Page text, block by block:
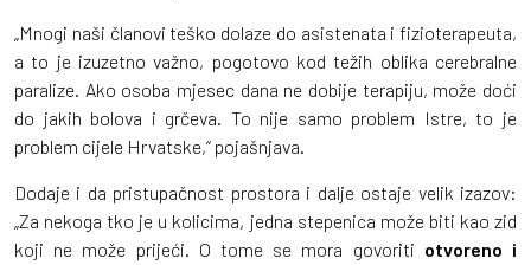
„Mnogi naši članovi teško dolaze do asistenata i fizioterapeuta,
a to je izuzetno važno, pogotovo kod težih oblika cerebralne
paralize. Ako osoba mjesec dana ne dobije terapiju, može doći
do jakih bolova i grčeva. To nije samo problem Istre, to je
problem cijele Hrvatske,“ pojašnjava.
Dodaje i da pristupačnost prostora i dalje ostaje velik izazov:
„Za nekoga tko je u kolicima, jedna stepenica može biti kao zid
koji ne može prijeći. O tome se mora govoriti otvoreno i